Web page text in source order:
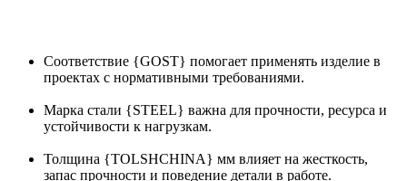
Соответствие {GOST} помогает применять изделие в
проектах с нормативными требованиями.
Марка стали {STEEL} важна для прочности, ресурса и
устойчивости к нагрузкам.
Толщина {TOLSHCHINA} мм влияет на жесткость,
запас прочности и поведение детали в работе.